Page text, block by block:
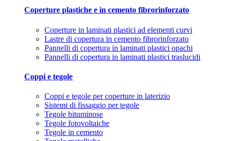
Coperture plastiche e in cemento fibrorinforzato
Coperture in laminati plastici ad elementi curvi
Lastre di copertura in cemento fibrorinforzato
Pannelli di copertura in laminati plastici opachi
Pannelli di copertura in laminati plastici traslucidi
Coppi e tegole
Coppi e tegole per coperture in laterizio
Sistemi di fissaggio per tegole
Tegole bituminose
Tegole fotovoltaiche
Tegole in cemento